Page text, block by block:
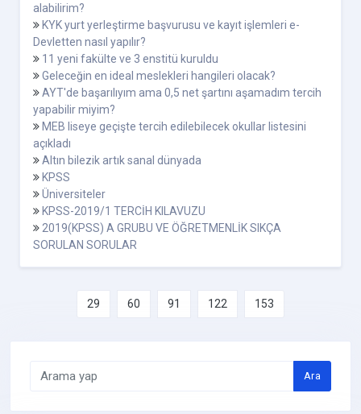
alabilirim?
KYK yurt yerleştirme başvurusu ve kayıt işlemleri e-
Devletten nasıl yapılır?
11 yeni fakülte ve 3 enstitü kuruldu
Geleceğin en ideal meslekleri hangileri olacak?
AYT'de başarılıyım ama 0,5 net şartını aşamadım tercih
yapabilir miyim?
MEB liseye geçişte tercih edilebilecek okullar listesini
açıkladı
Altın bilezik artık sanal dünyada
KPSS
Üniversiteler
KPSS-2019/1 TERCİH KILAVUZU
2019(KPSS) A GRUBU VE ÖĞRETMENLİK SIKÇA
SORULAN SORULAR
29 60 91 122 153
Ara